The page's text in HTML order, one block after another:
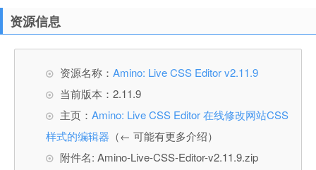
资源信息
资源名称： Amino: Live CSS Editor v2.11.9
当前版本：2.11.9
主页： Amino: Live CSS Editor 在线修改网站CSS
样式的编辑器 （← 可能有更多介绍）
附件名: Amino-Live-CSS-Editor-v2.11.9.zip